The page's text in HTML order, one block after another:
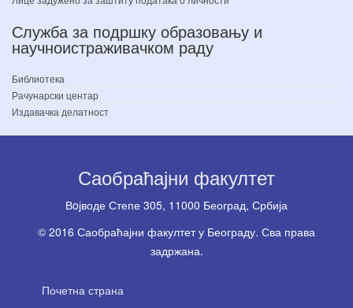
Служба за подршку образовању и
научноистраживачком раду
Библиотека
Рачунарски центар
Издавачка делатност
Саобраћајни факултет
Вoјводе Степе 305, 11000 Београд, Србија
© 2016 Саобраћајни факултет у Београду. Сва права
задржана.
Почетна страна